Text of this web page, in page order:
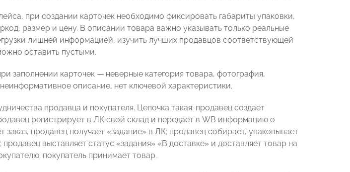
при создании карточек необходимо фиксировать габариты упаковки,
размер и цену. В описании товара важно указывать только реальные
лишней информацией, изучить лучших продавцов соответствующей
оставить пустыми.
заполнении карточек — неверные категория товара, фотография,
описание, нет ключевой характеристики.
продавца и покупателя. Цепочка такая: продавец создает
регистрирует в ЛК свой склад и передает в WB информацию о
заказ, продавец получает «задание» в ЛК; продавец собирает, упаковывает
выставляет статус «задания» «В доставке» и доставляет товар на
покупатель принимает товар.